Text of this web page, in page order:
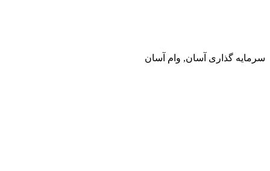
سرمایه گذاری آسان, وام آسان